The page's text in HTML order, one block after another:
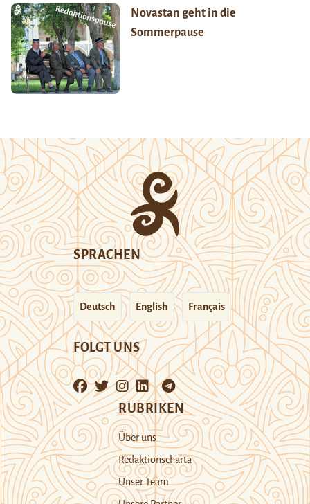
Novastan geht in die
Sommerpause
SPRACHEN
Deutsch English Français
FOLGT UNS
RUBRIKEN
Über uns
Redaktionscharta
Unser Team